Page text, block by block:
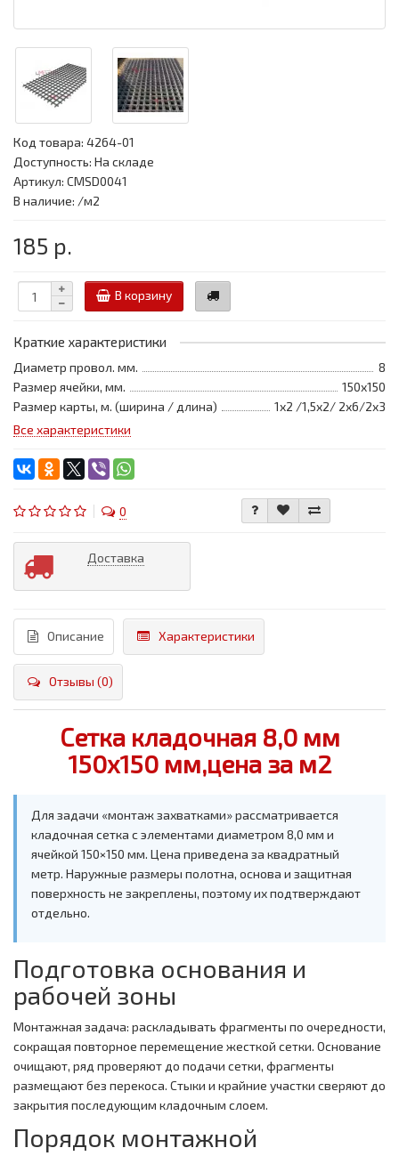
Код товара: 4264-01
Доступность: На складе
Артикул: CMSD0041
В наличие: /м2
185 р.
В корзину
Краткие характеристики
Диаметр провол. мм.
8
Размер ячейки, мм.
150х150
Размер карты, м. (ширина / длина)
1х2 /1,5х2/ 2х6/2х3
Все характеристики
0
Доставка
Описание Характеристики
Отзывы (0)
Сетка кладочная 8,0 мм
150х150 мм,цена за м2
Для задачи «монтаж захватками» рассматривается
кладочная сетка с элементами диаметром 8,0 мм и
ячейкой 150×150 мм. Цена приведена за квадратный
метр. Наружные размеры полотна, основа и защитная
поверхность не закреплены, поэтому их подтверждают
отдельно.
Подготовка основания и
рабочей зоны
Монтажная задача: раскладывать фрагменты по очередности,
сокращая повторное перемещение жесткой сетки. Основание
очищают, ряд проверяют до подачи сетки, фрагменты
размещают без перекоса. Стыки и крайние участки сверяют до
закрытия последующим кладочным слоем.
Порядок монтажной